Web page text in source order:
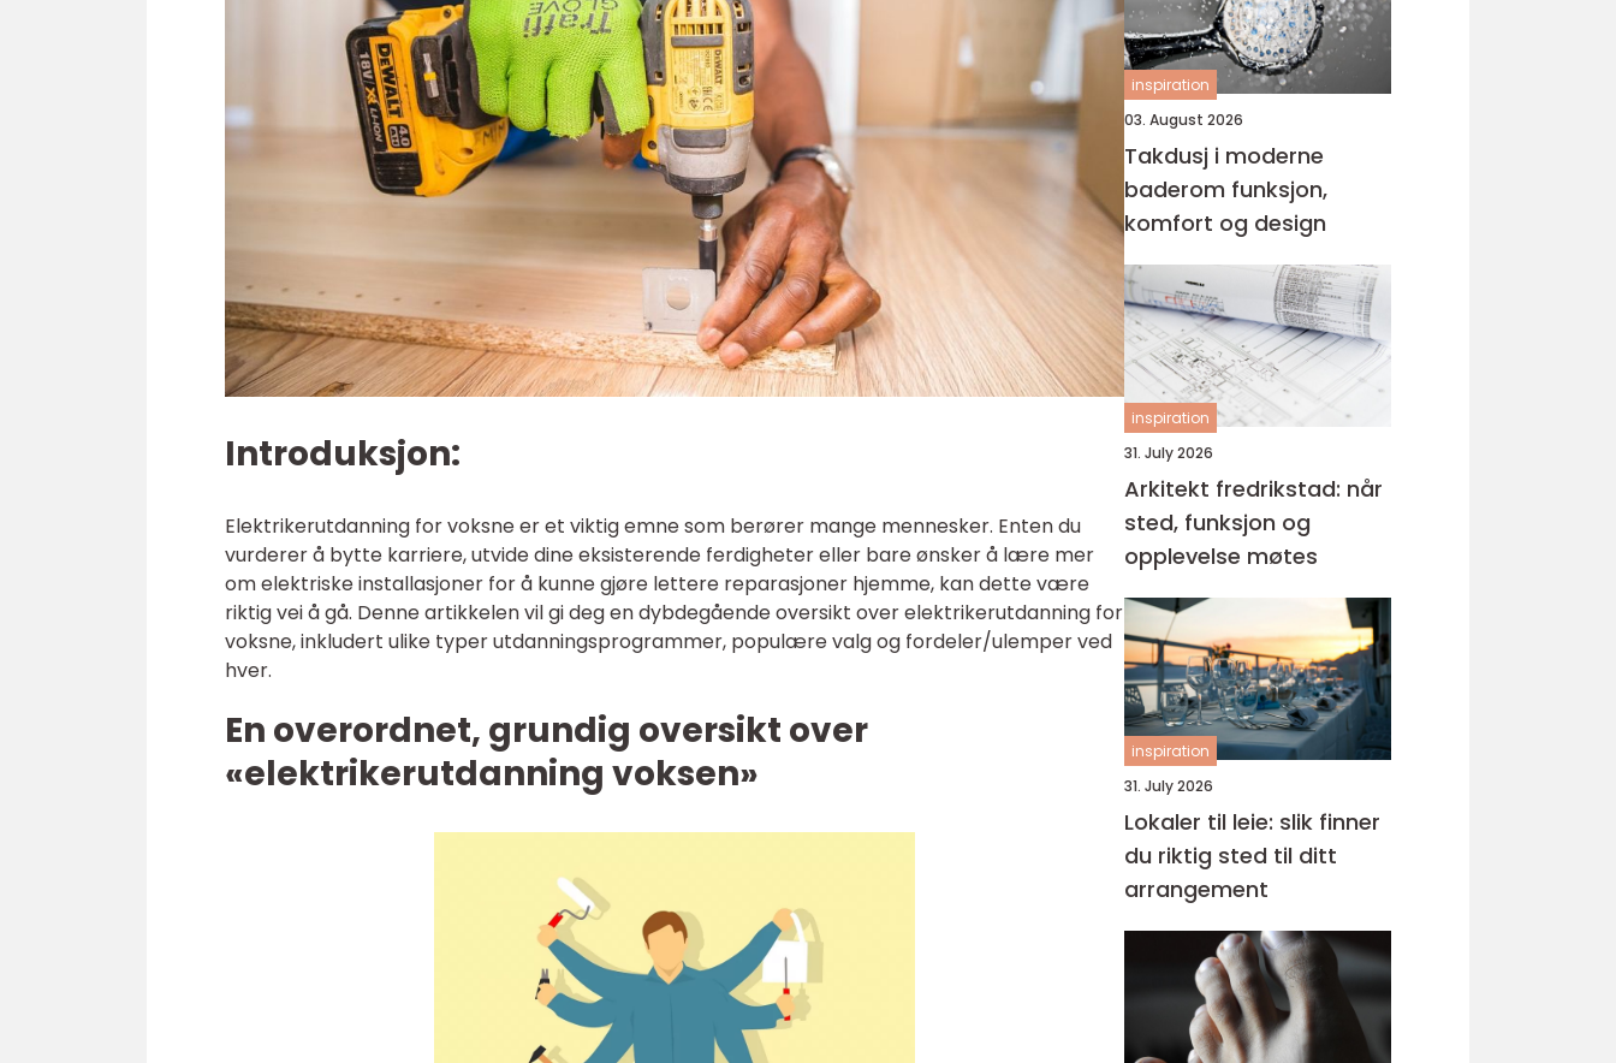
Introduksjon:
Elektrikerutdanning for voksne er et viktig emne som berører mange mennesker. Enten du
vurderer å bytte karriere, utvide dine eksisterende ferdigheter eller bare ønsker å lære mer
om elektriske installasjoner for å kunne gjøre lettere reparasjoner hjemme, kan dette være
riktig vei å gå. Denne artikkelen vil gi deg en dybdegående oversikt over elektrikerutdanning for
voksne, inkludert ulike typer utdanningsprogrammer, populære valg og fordeler/ulemper ved
hver.
En overordnet, grundig oversikt over
«elektrikerutdanning voksen»
inspiration
03. August 2026
Takdusj i moderne
baderom funksjon,
komfort og design
inspiration
31. July 2026
Arkitekt fredrikstad: når
sted, funksjon og
opplevelse møtes
inspiration
31. July 2026
Lokaler til leie: slik finner
du riktig sted til ditt
arrangement